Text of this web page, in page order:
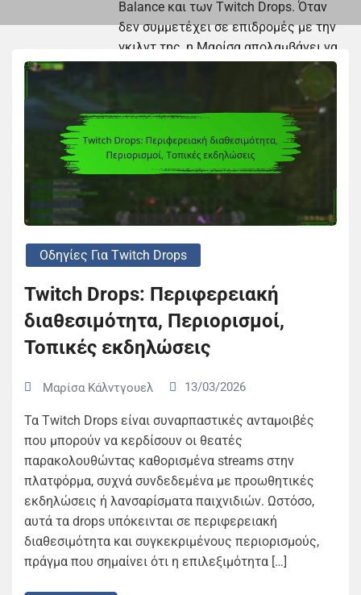
Balance και των Twitch Drops. Όταν
δεν συμμετέχει σε επιδρομές με την
γκιλντ της, η Μαρίσα απολαμβάνει να
δημιουργεί λεπτομερείς οδηγούς για
πλοηγηθούν στον συνεχώς
εξελισσόμενο κόσμο του WoW.
The author has 46 posts
Οδηγίες Για Twitch Drops
Twitch Drops: Περιφερειακή
διαθεσιμότητα, Περιορισμοί,
Τοπικές εκδηλώσεις
Μαρίσα Κάλντγουελ 13/03/2026
Τα Twitch Drops είναι συναρπαστικές ανταμοιβές
που μπορούν να κερδίσουν οι θεατές
παρακολουθώντας καθορισμένα streams στην
πλατφόρμα, συχνά συνδεδεμένα με προωθητικές
εκδηλώσεις ή λανσαρίσματα παιχνιδιών. Ωστόσο,
αυτά τα drops υπόκεινται σε περιφερειακή
διαθεσιμότητα και συγκεκριμένους περιορισμούς,
πράγμα που σημαίνει ότι η επιλεξιμότητα […]